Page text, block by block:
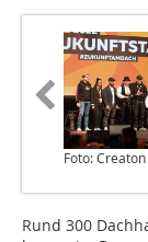
Foto: Creaton
Rund 300